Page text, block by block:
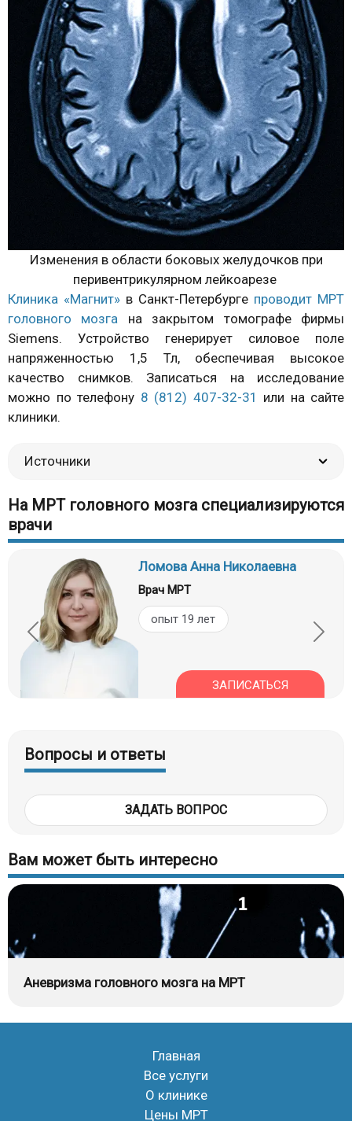
Изменения в области боковых желудочков при
перивентрикулярном лейкоарезе
Клиника «Магнит» в Санкт-Петербурге проводит МРТ
головного мозга на закрытом томографе фирмы
Siemens. Устройство генерирует силовое поле
напряженностью 1,5 Тл, обеспечивая высокое
качество снимков. Записаться на исследование
можно по телефону 8 (812) 407-32-31 или на сайте
клиники.
Источники
На МРТ головного мозга специализируются
врачи
Ломова Анна Николаевна
Врач МРТ
опыт 19 лет
ЗАПИСАТЬСЯ
Вопросы и ответы
ЗАДАТЬ ВОПРОС
Вам может быть интересно
Аневризма головного мозга на МРТ
Главная
Все услуги
О клинике
Цены МРТ